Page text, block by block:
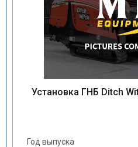
Установка ГНБ Ditch
Год выпуска